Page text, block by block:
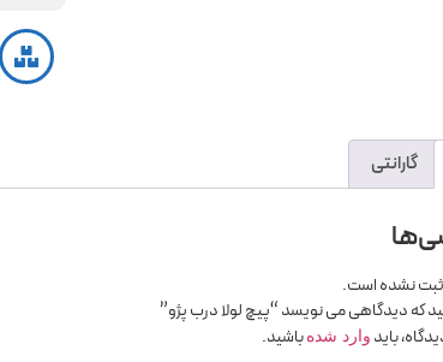
گارانتی
ثبت نشده است.
که دیدگاهی می نویسد “پیچ لولا درب پژو”
باید وارد شده باشید.